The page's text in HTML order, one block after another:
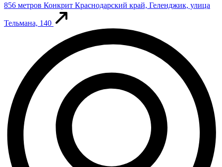
856 метров Конкрит Краснодарский край, Геленджик, улица
Тельмана, 140